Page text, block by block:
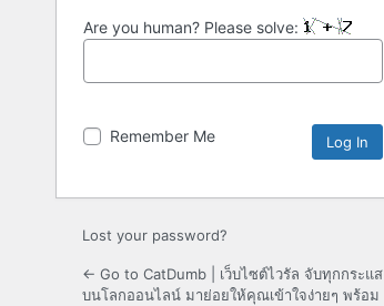
Are you human? Please solve:
Remember Me
Lost your password?
← Go to CatDumb | เว็บไซต์ไวรัล จับทุกกระแส
บนโลกออนไลน์ มาย่อยให้คุณเข้าใจง่ายๆ พร้อม